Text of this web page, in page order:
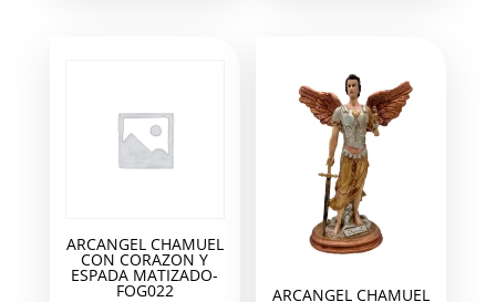
ARCANGEL CHAMUEL
CON CORAZON Y
ESPADA MATIZADO-
FOG022 ARCANGEL CHAMUEL